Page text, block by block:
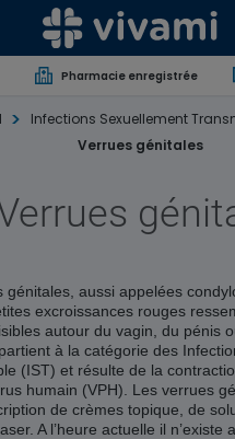
Pharmacie enregistrée
Infections Sexuellement
Verrues génitales
génitales, aussi appelées
excroissances rouges
autour du vagin, du pénis
à la catégorie des
(IST) et résulte de la
humain (VPH). Les verrues
de crèmes topique, de
A l’heure actuelle il n’existe